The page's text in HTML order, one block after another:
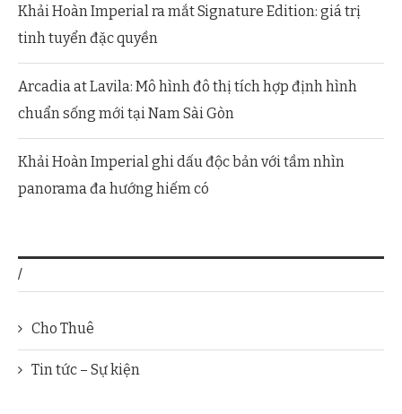
Khải Hoàn Imperial ra mắt Signature Edition: giá trị
tinh tuyển đặc quyền
Arcadia at Lavila: Mô hình đô thị tích hợp định hình
chuẩn sống mới tại Nam Sài Gòn
Khải Hoàn Imperial ghi dấu độc bản với tầm nhìn
panorama đa hướng hiếm có
/
Cho Thuê
Tin tức – Sự kiện